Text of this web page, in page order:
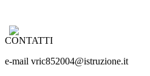
CONTATTI
e-mail vric852004@istruzione.it